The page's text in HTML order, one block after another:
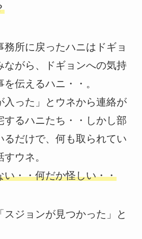
務所に戻ったハニはドギョ
ながら、ドギョンへの気持
伝えるハニ・・。
入った」とウネから連絡が
するハニたち・・しかし部
るだけで、何も取られてい
ウネ。
い・・何だか怪しい・・
スジョンが見つかった」と